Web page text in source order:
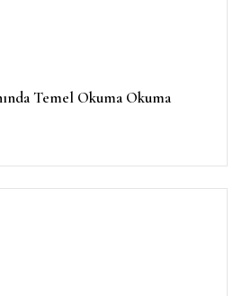
Temel Okuma Okuma